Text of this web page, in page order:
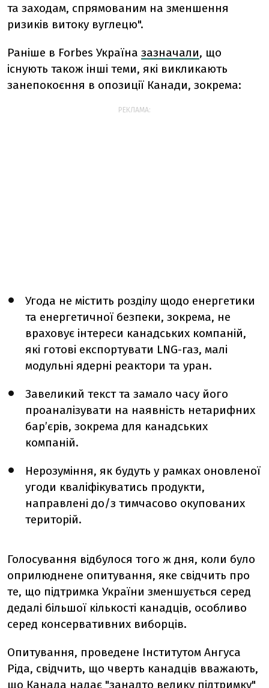
та заходам, спрямованим на зменшення
ризиків витоку вуглецю".
Раніше в Forbes Україна зазначали, що
існують також інші теми, які викликають
занепокоєння в опозиції Канади, зокрема:
РЕКЛАМА:
Угода не містить розділу щодо енергетики
та енергетичної безпеки, зокрема, не
враховує інтереси канадських компаній,
які готові експортувати LNG-газ, малі
модульні ядерні реактори та уран.
Завеликий текст та замало часу його
проаналізувати на наявність нетарифних
бар’єрів, зокрема для канадських
компаній.
Нерозуміння, як будуть у рамках оновленої
угоди кваліфікуватись продукти,
направлені до/з тимчасово окупованих
територій.
Голосування відбулося того ж дня, коли було
оприлюднене опитування, яке свідчить про
те, що підтримка України зменшується серед
дедалі більшої кількості канадців, особливо
серед консервативних виборців.
Опитування, проведене Інститутом Ангуса
Ріда, свідчить, що чверть канадців вважають,
що Канада надає "занадто велику підтримку"